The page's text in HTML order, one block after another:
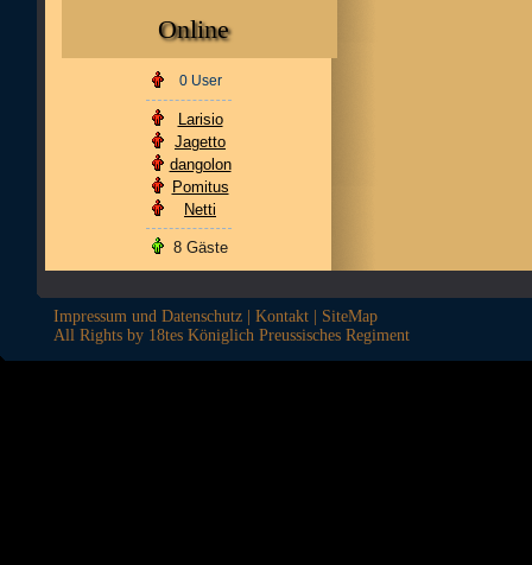
Online
0 User
Larisio
Jagetto
dangolon
Pomitus
Netti
8 Gäste
Impressum und Datenschutz Kontakt
SiteMap
All Rights by 18tes Königlich Preussisches Regiment